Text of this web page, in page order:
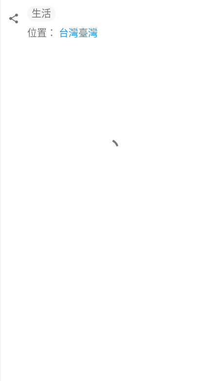
生活
位置： 台灣臺灣